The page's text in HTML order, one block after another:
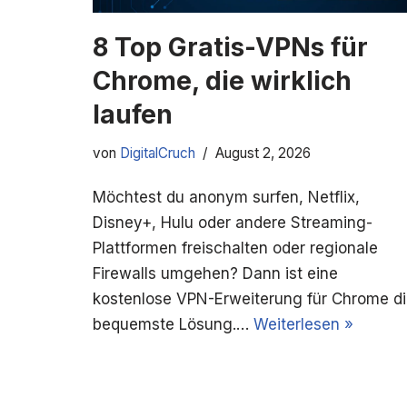
8 Top Gratis-VPNs für
Chrome, die wirklich
laufen
von DigitalCruch August 2, 2026
Möchtest du anonym surfen, Netflix,
Disney+, Hulu oder andere Streaming-
Plattformen freischalten oder regionale
Firewalls umgehen? Dann ist eine
kostenlose VPN-Erweiterung für Chrome
bequemste Lösung.… Weiterlesen »